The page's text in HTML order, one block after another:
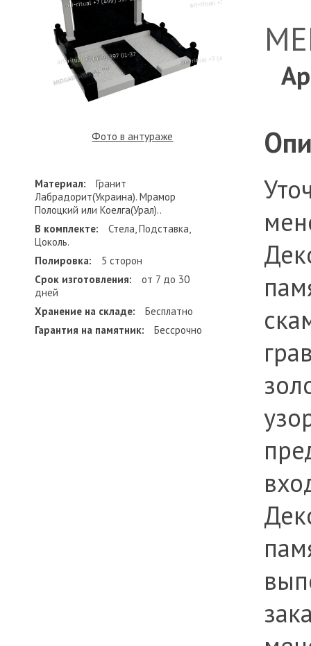
Фото в антураже
Материал:
Гранит
Лабрадорит(Украина). Мрамор
Полоцкий или Коелга(Урал)..
В комплекте:
Стела, Подставка,
Цоколь.
Полировка:
5 сторон
Срок изготовления:
от 7 до 30
дней
Хранение на складе:
Бесплатно
Гарантия на памятник:
Бессрочно